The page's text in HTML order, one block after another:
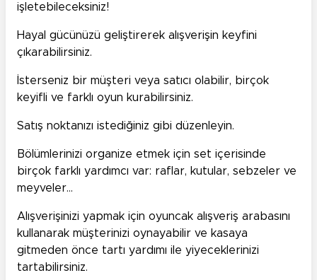
işletebileceksiniz!
Hayal gücünüzü geliştirerek alışverişin keyfini
çıkarabilirsiniz.
İsterseniz bir müşteri veya satıcı olabilir, birçok
keyifli ve farklı oyun kurabilirsiniz.
Satış noktanızı istediğiniz gibi düzenleyin.
Bölümlerinizi organize etmek için set içerisinde
birçok farklı yardımcı var: raflar, kutular, sebzeler ve
meyveler…
Alışverişinizi yapmak için oyuncak alışveriş arabasını
kullanarak müşterinizi oynayabilir ve kasaya
gitmeden önce tartı yardımı ile yiyeceklerinizi
tartabilirsiniz.